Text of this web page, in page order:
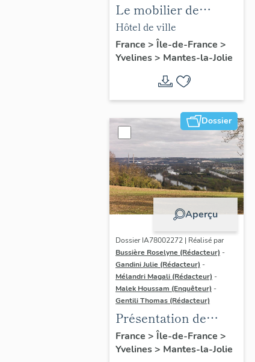
Le mobilier de
l'hôtel de ville
Hôtel de ville
France > Île-de-France >
Yvelines> Mantes-la-Jolie
Dossier
Aperçu
Dossier IA78002272 | Réalisé par
Bussière Roselyne (Rédacteur) -
Gandini Julie (Rédacteur) -
Mélandri Magali (Rédacteur) -
Malek Houssam (Enquêteur) -
Gentili Thomas (Rédacteur)
Présentation de
l'étude
France > Île-de-France >
Yvelines> Mantes-la-Jolie